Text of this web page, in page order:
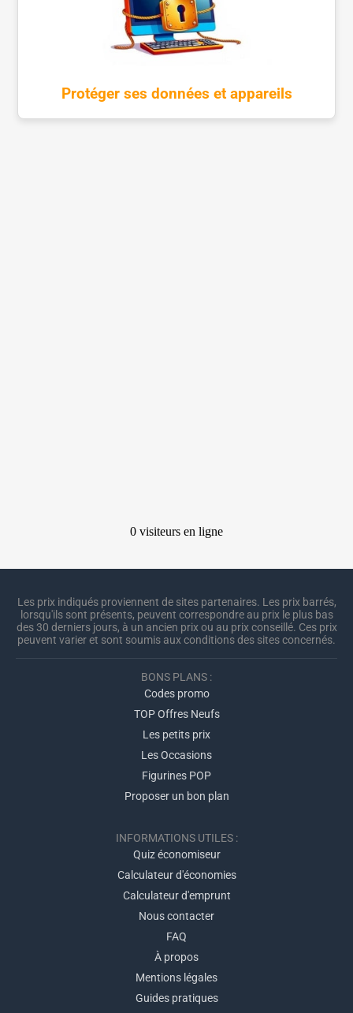
Protéger ses données et appareils
Les prix indiqués proviennent de sites partenaires. Les prix barrés,
lorsqu'ils sont présents, peuvent correspondre au prix le plus bas
des 30 derniers jours, à un ancien prix ou au prix conseillé. Ces prix
peuvent varier et sont soumis aux conditions des sites concernés.
BONS PLANS :
Codes promo
TOP Offres Neufs
Les petits prix
Les Occasions
Figurines POP
Proposer un bon plan
INFORMATIONS UTILES :
Quiz économiseur
Calculateur d'économies
Calculateur d'emprunt
Nous contacter
FAQ
À propos
Mentions légales
Guides pratiques